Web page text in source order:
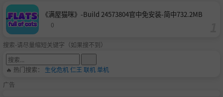
《满屋猫咪》-Build 24573804官中免安装-简中732.2MB
0
搜索-请尽量缩短关键字（如果搜不到）
🔥 热门搜索： 生化危机仁王 联机单机
广告